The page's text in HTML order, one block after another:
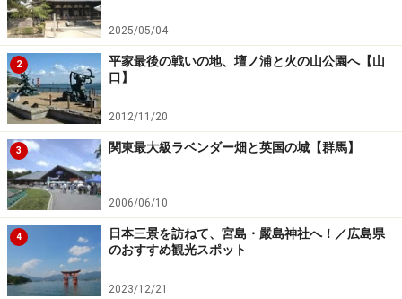
2025/05/04
2
平家最後の戦いの地、壇ノ浦と火の山公園へ【山
口】
2012/11/20
3 関東最大級ラベンダー畑と英国の城【群馬】
2006/06/10
4
日本三景を訪ねて、宮島・嚴島神社へ！／広島県
のおすすめ観光スポット
2023/12/21